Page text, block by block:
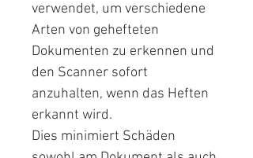
verwendet, um verschiedene
Arten von gehefteten
Dokumenten zu erkennen und
den Scanner sofort
anzuhalten, wenn das Heften
erkannt wird.
Dies minimiert Schäden